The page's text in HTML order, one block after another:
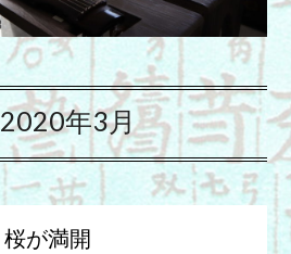
2020年3月
桜が満開